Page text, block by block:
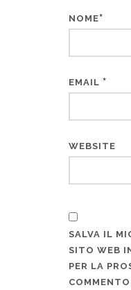
NOME*
EMAIL *
WEBSITE
SALVA IL
SITO WEB
PER LA